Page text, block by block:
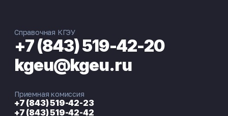
Справочная КГЭУ
+7 (843) 519-42-20
kgeu@kgeu.ru
Приемная комиссия
+7 (843) 519-42-23
+7 (843) 519-42-42